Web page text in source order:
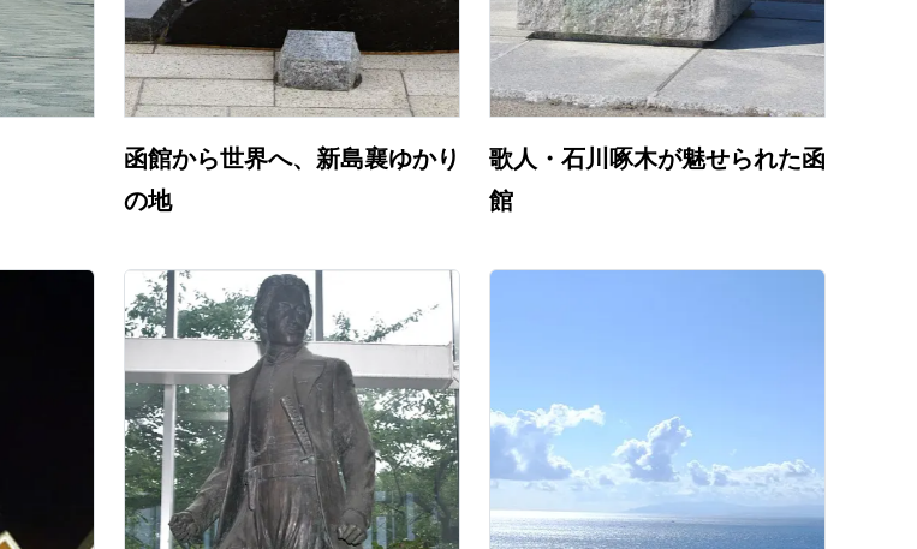
函館から世界へ、新島襄ゆかり
の地
歌人・石川啄木が魅せられた函
館